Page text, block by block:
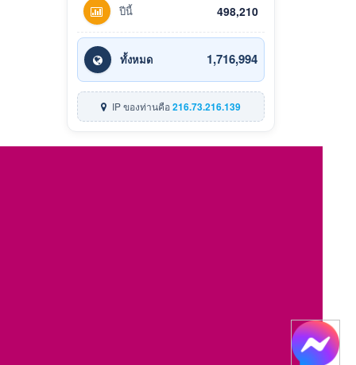
ปีนี้ 498,210
ทั้งหมด 1,716,994
IP ของท่านคือ216.73.216.139